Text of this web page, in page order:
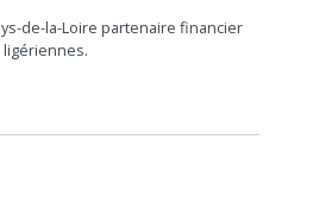
de-la-Loire partenaire financier